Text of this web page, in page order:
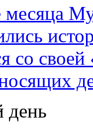
со
день